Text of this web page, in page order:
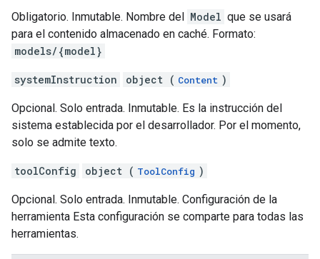
Obligatorio. Inmutable. Nombre del Model que se usará
para el contenido almacenado en caché. Formato:
models/{model}
systemInstruction object ( Content )
Opcional. Solo entrada. Inmutable. Es la instrucción del
sistema establecida por el desarrollador. Por el momento,
solo se admite texto.
toolConfig object ( ToolConfig )
Opcional. Solo entrada. Inmutable. Configuración de la
herramienta Esta configuración se comparte para todas las
herramientas.